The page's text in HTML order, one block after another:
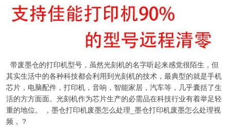
带废墨仓的打印机型号，虽然光刻机的名字听起来感觉很陌生，但
其实生活中的各种科技都会利用到光刻机的技术，最典型的就是手机
芯片，电脑配件，打印机，音响，智能家居，汽车等，几乎囊括了生
活的方方面面。光刻机作为芯片生产的必需品在科技行业有着举足轻
重的地位。 ，墨仓打印机废墨怎么处理_墨仓打印机废墨怎么处理视
频，？